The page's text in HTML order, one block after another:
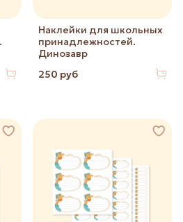
Наклейки для школьных
принадлежностей.
Динозавр
250 руб